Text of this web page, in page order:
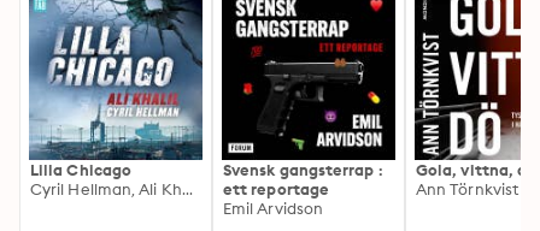
Lilla Chicago
Cyril Hellman, Ali Khalil
Svensk gangsterrap :
ett reportage
Emil Arvidson
Gola, vittna, dö
Ann Törnkvist